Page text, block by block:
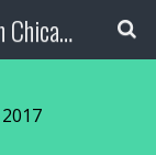
The Bulgarian Media Portal in Chicago